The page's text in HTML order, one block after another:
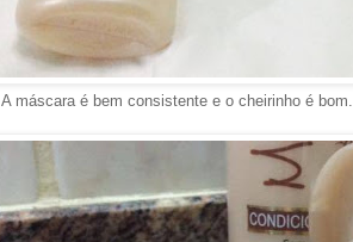
A máscara é bem consistente e o cheirinho é bom.